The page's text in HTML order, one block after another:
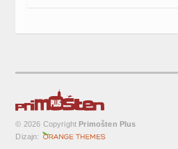
© 2026 Copyright Primošten Plus
Dizajn: